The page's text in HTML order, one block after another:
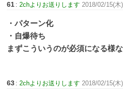
61 :2chよりお送りします 2018/02/15(
・パターン化
・自爆待ち
まずこういうのが必須になる様
63 :2chよりお送りします 2018/02/15(